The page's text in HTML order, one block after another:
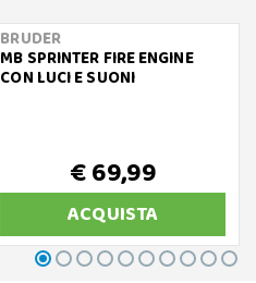
BRUDER
MB SPRINTER FIRE ENGINE
CON LUCI E SUONI
€ 69,99
ACQUISTA